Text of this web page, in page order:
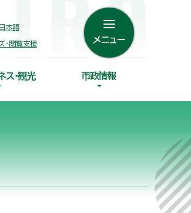
本語
・閲覧支援 メニュー
ス・観光 市政情報